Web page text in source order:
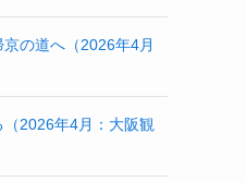
の道へ（2026年4月
2026年4月：大阪観